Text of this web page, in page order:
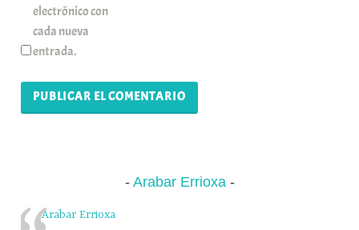
electrónico con
cada nueva
entrada.
Arabar Errioxa
Arabar Errioxa